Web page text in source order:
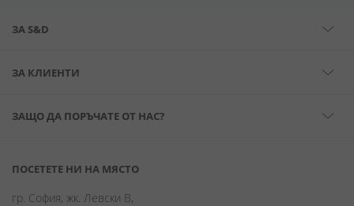
ЗА S&D
ЗА КЛИЕНТИ
ЗАЩО ДА ПОРЪЧАТЕ ОТ НАС?
ПОСЕТЕТЕ НИ НА МЯСТО
гр. София, жк. Левски В,